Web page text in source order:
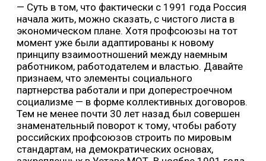
— Суть в том, что фактически с 1991 года Россия
начала жить, можно сказать, с чистого листа в
экономическом плане. Хотя профсоюзы на тот
момент уже были адаптированы к новому
принципу взаимоотношений между наемным
работником, работодателем и властью. Давайте
признаем, что элементы социального
партнерства работали и при доперестроечном
социализме — в форме коллективных договоров.
Тем не менее почти 30 лет назад был совершен
знаменательный поворот к тому, чтобы работу
российских профсоюзов строить по мировым
стандартам, на демократических основах,